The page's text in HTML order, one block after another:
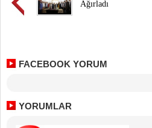
Ağırladı
FACEBOOK YORUM
YORUMLAR